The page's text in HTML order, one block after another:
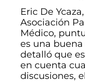
Eric De
Asociación
Médico,
es una
detalló que
en cuenta
discusiones,